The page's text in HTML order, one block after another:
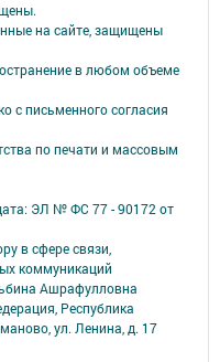
на сайте, защищены
в любом объеме
с письменного согласия
по печати и массовым
ЭЛ № ФС 77 - 90172 от
в сфере связи,
коммуникаций
Ашрафулловна
Республика
ул. Ленина, д. 17